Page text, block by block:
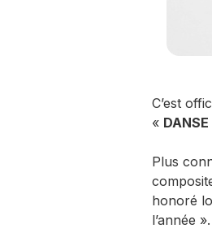
C’est
«
Plus
honoré
l’année ».